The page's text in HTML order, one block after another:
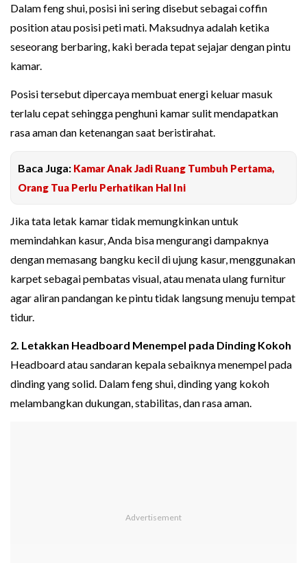
Dalam feng shui, posisi ini sering disebut sebagai coffin
position atau posisi peti mati. Maksudnya adalah ketika
seseorang berbaring, kaki berada tepat sejajar dengan pintu
kamar.
Posisi tersebut dipercaya membuat energi keluar masuk
terlalu cepat sehingga penghuni kamar sulit mendapatkan
rasa aman dan ketenangan saat beristirahat.
Baca Juga: Kamar Anak Jadi Ruang Tumbuh Pertama,
Orang Tua Perlu Perhatikan Hal Ini
Jika tata letak kamar tidak memungkinkan untuk
memindahkan kasur, Anda bisa mengurangi dampaknya
dengan memasang bangku kecil di ujung kasur, menggunakan
karpet sebagai pembatas visual, atau menata ulang furnitur
agar aliran pandangan ke pintu tidak langsung menuju tempat
tidur.
2. Letakkan Headboard Menempel pada Dinding Kokoh
Headboard atau sandaran kepala sebaiknya menempel pada
dinding yang solid. Dalam feng shui, dinding yang kokoh
melambangkan dukungan, stabilitas, dan rasa aman.